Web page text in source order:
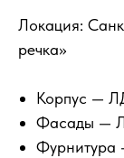
Локация:
речка»
Корпус —
Фасады —
Фурнитура